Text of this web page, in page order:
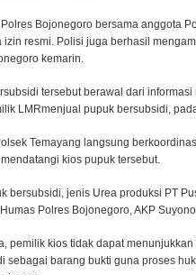
Bojonegoro bersama anggota
resmi. Polisi juga berhasil
kemarin.
tersebut berawal dari
LMRmenjual pupuk bersubsidi,
Temayang langsung
kios pupuk tersebut.
bersubsidi, jenis Urea produksi PT
Polres Bojonegoro, AKP
pemilik kios tidak dapat
sebagai barang bukti guna proses